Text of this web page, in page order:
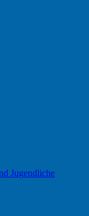
Jugendliche